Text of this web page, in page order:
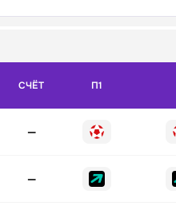
СЧЁТ П1
—
—